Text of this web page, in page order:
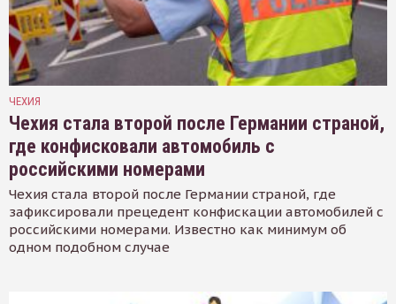
ЧЕХИЯ
Чехия стала второй после Германии страной,
где конфисковали автомобиль с
российскими номерами
Чехия стала второй после Германии страной, где
зафиксировали прецедент конфискации автомобилей с
российскими номерами. Известно как минимум об
одном подобном случае